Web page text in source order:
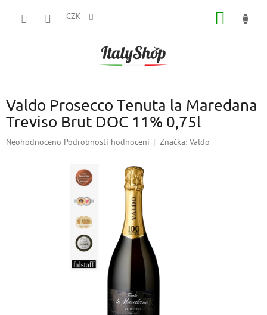
CZK
Valdo Prosecco Tenuta la Maredana
Treviso Brut DOC 11% 0,75l
Průměrné
Neohodnoceno Podrobnosti hodnocení Značka: Valdo